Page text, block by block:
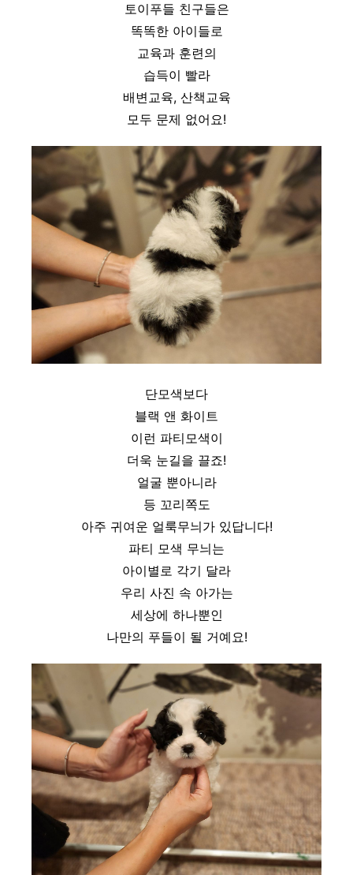
토이푸들 친구들은
똑똑한 아이들로
교육과 훈련의
습득이 빨라
배변교육, 산책교육
모두 문제 없어요!
단모색보다
블랙 앤 화이트
이런 파티모색이
더욱 눈길을 끌죠!
얼굴 뿐아니라
등 꼬리쪽도
아주 귀여운 얼룩무늬가 있답니다!
파티 모색 무늬는
아이별로 각기 달라
우리 사진 속 아가는
세상에 하나뿐인
나만의 푸들이 될 거예요!